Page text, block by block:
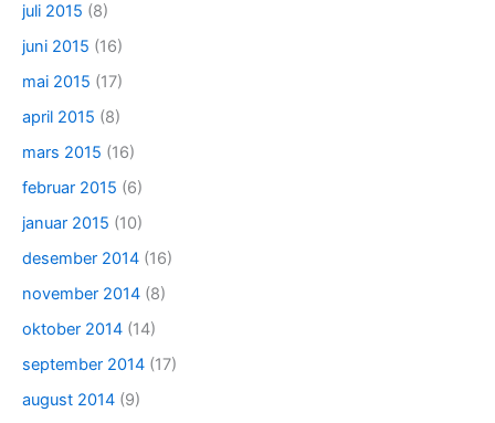
juli 2015 (8)
juni 2015 (16)
mai 2015 (17)
april 2015 (8)
mars 2015 (16)
februar 2015 (6)
januar 2015 (10)
desember 2014 (16)
november 2014 (8)
oktober 2014 (14)
september 2014 (17)
august 2014 (9)